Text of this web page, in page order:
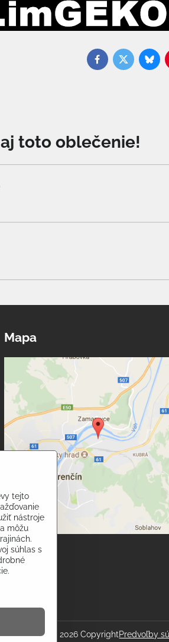
Facebook
Twitter
toto oblečenie!
Mapa
©2026 CopyrightPredvoľby
tejto
nástroje
môžu
súhlas s